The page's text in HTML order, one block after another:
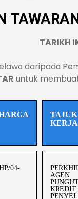
TARIKH
daripada
untuk
TAJUK
KERJA
04-
AGEN